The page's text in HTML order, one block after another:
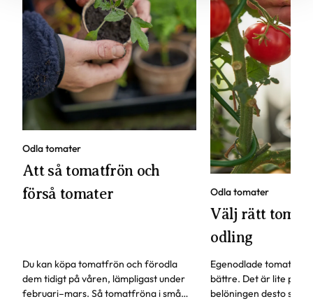
Odla tomater
Att så tomatfrön och
förså tomater
Du kan köpa tomatfrön och förodla
dem tidigt på våren, lämpligast under
februari–mars. Så tomatfröna i små
Odla tomater
Välj rätt
odling
Egenodlade tomater
bättre. Det är lite
belöningen desto